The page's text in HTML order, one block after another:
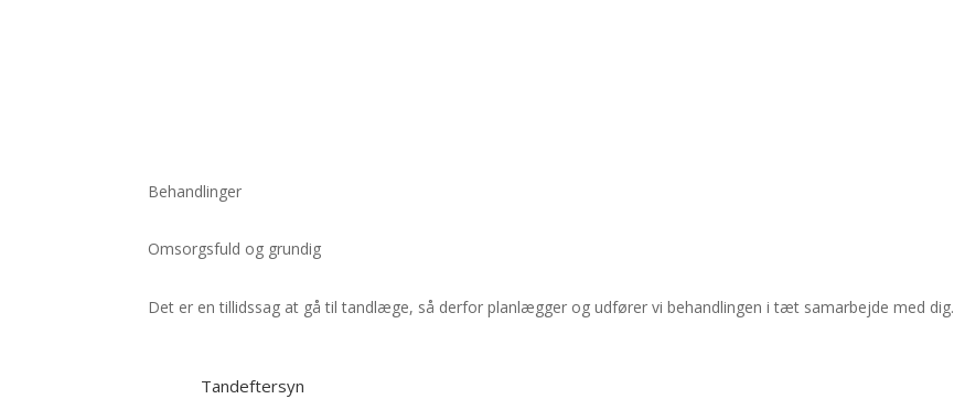
Behandlinger
Omsorgsfuld og grundig
Det er en tillidssag at gå til tandlæge, så derfor planlægger og udfører vi behandlingen i tæt samarbejde med dig.
Tandeftersyn